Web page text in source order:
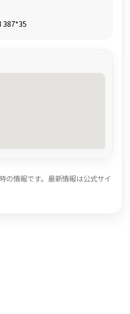
387*35
の情報です。最新情報は公式サイ